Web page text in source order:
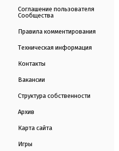
Соглашение пользователя
Сообщества
Правила комментирования
Техническая информация
Контакты
Вакансии
Структура собственности
Архив
Карта сайта
Игры